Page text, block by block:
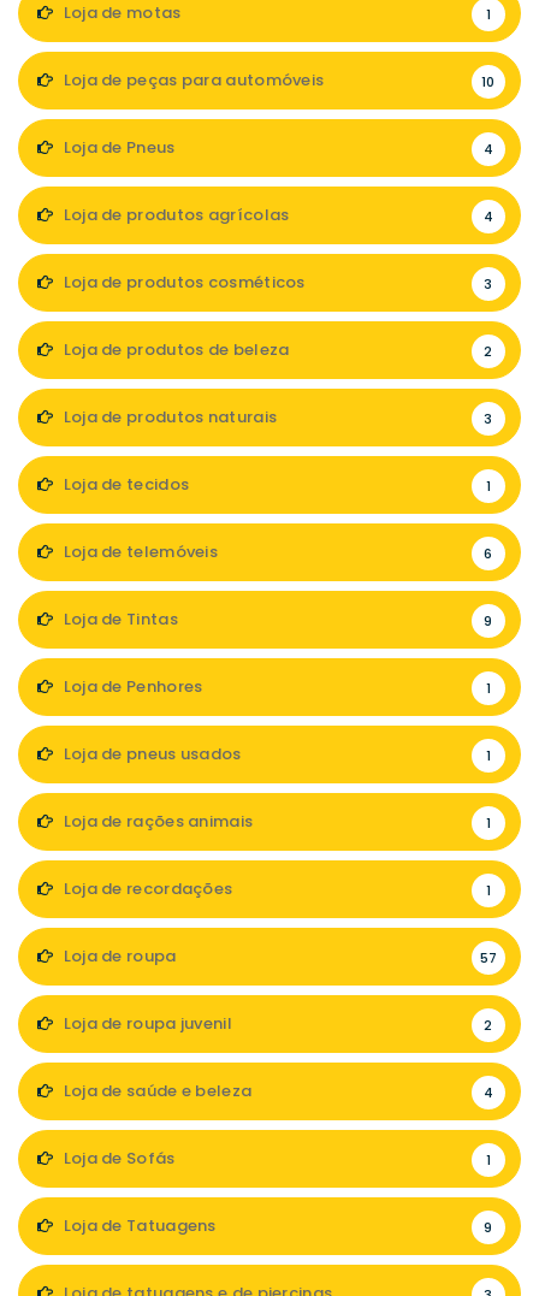
Loja de motas 1
Loja de peças para automóveis 10
Loja de Pneus 4
Loja de produtos agrícolas 4
Loja de produtos cosméticos 3
Loja de produtos de beleza 2
Loja de produtos naturais 3
Loja de tecidos 1
Loja de telemóveis 6
Loja de Tintas 9
Loja de Penhores 1
Loja de pneus usados 1
Loja de rações animais 1
Loja de recordações 1
Loja de roupa 57
Loja de roupa juvenil 2
Loja de saúde e beleza 4
Loja de Sofás 1
Loja de Tatuagens 9